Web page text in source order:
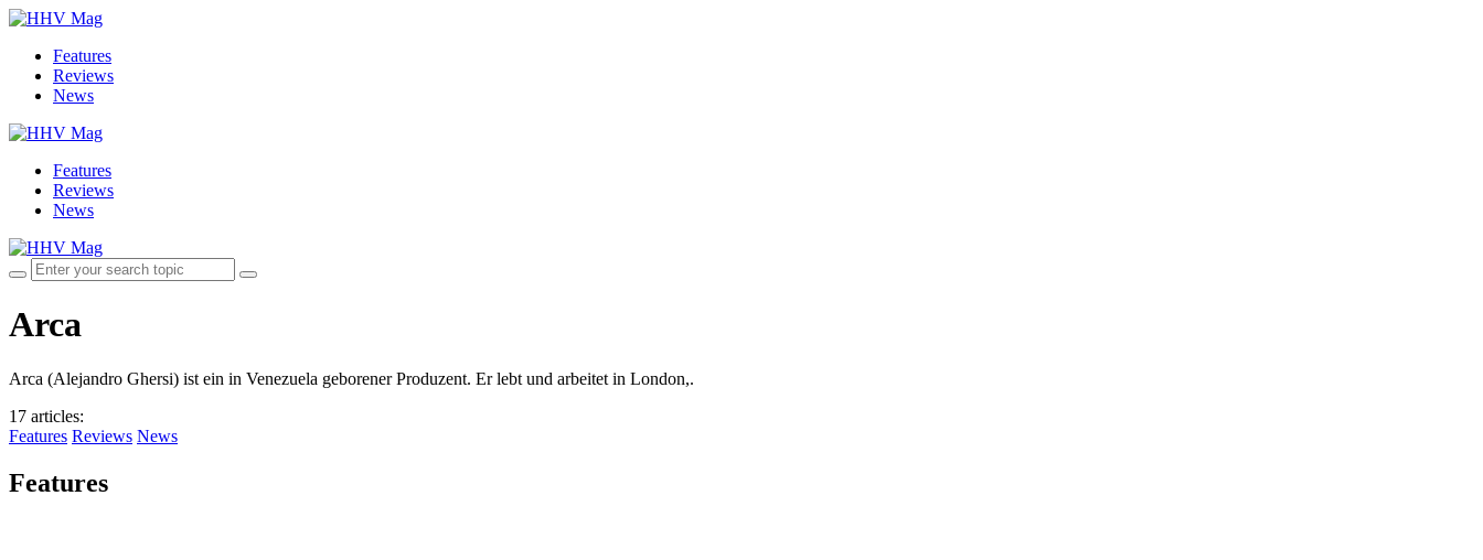
Features
Reviews
News
Features
Reviews
News
Arca
Arca (Alejandro Ghersi) ist ein in Venezuela geborener Produzent. Er lebt und arbeitet in London,.
17 articles:
Features Reviews News
Features